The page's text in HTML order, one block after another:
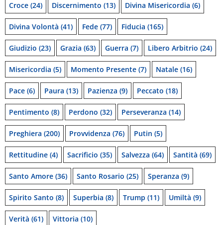
Croce (24) Discernimento (13) Divina Misericordia (6)
Divina Volontà (41) Fede (77) Fiducia (165)
Giudizio (23) Grazia (63) Guerra (7) Libero Arbitrio (24)
Misericordia (5) Momento Presente (7) Natale (16)
Pace (6) Paura (13) Pazienza (9) Peccato (18)
Pentimento (8) Perdono (32) Perseveranza (14)
Preghiera (200) Provvidenza (76) Putin (5)
Rettitudine (4) Sacrificio (35) Salvezza (64) Santità (69)
Santo Amore (36) Santo Rosario (25) Speranza (9)
Spirito Santo (8) Superbia (8) Trump (11) Umiltà (9)
Verità (61) Vittoria (10)